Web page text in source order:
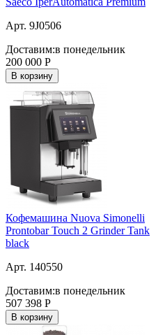
Арт. 9J0506
Доставим:в понедельник
200 000 Р
В корзину
Кофемашина Nuova Simonelli
Prontobar Touch 2 Grinder Tank
black
Арт. 140550
Доставим:в понедельник
507 398 Р
В корзину